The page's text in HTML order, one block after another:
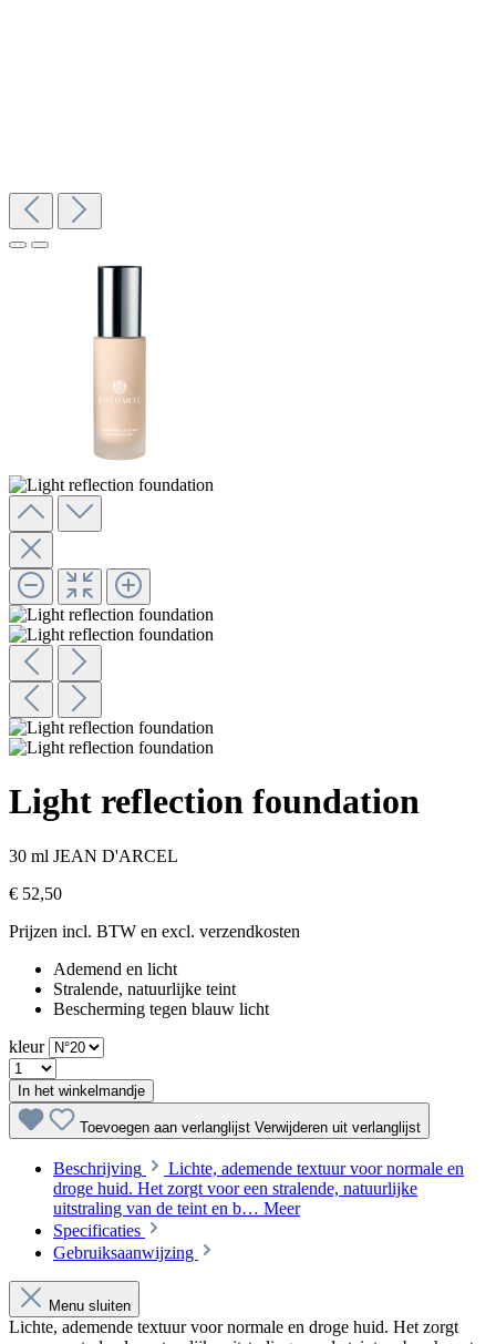
Light reflection foundation
30 ml JEAN D'ARCEL
€ 52,50
Prijzen incl. BTW en excl. verzendkosten
Ademend en licht
Stralende, natuurlijke teint
Bescherming tegen blauw licht
kleur
In het winkelmandje
Toevoegen aan verlanglijst Verwijderen uit verlanglijst
Beschrijving
Lichte, ademende textuur voor normale en
droge huid. Het zorgt voor een stralende, natuurlijke
uitstraling van de teint en b… Meer
Specificaties
Gebruiksaanwijzing
Menu sluiten
Lichte, ademende textuur voor normale en droge huid. Het zorgt